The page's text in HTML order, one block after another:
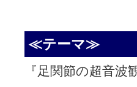
≪テーマ≫
『足関節の超音波